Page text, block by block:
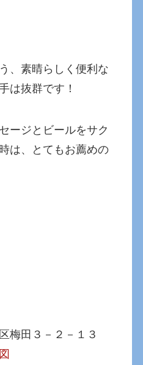
、素晴らしく便利な
は抜群です！
ージとビールをサク
は、とてもお薦めの
田３－２－１３